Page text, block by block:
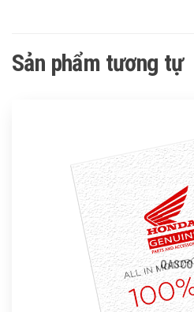
Sản phẩm tương tự
QASCO